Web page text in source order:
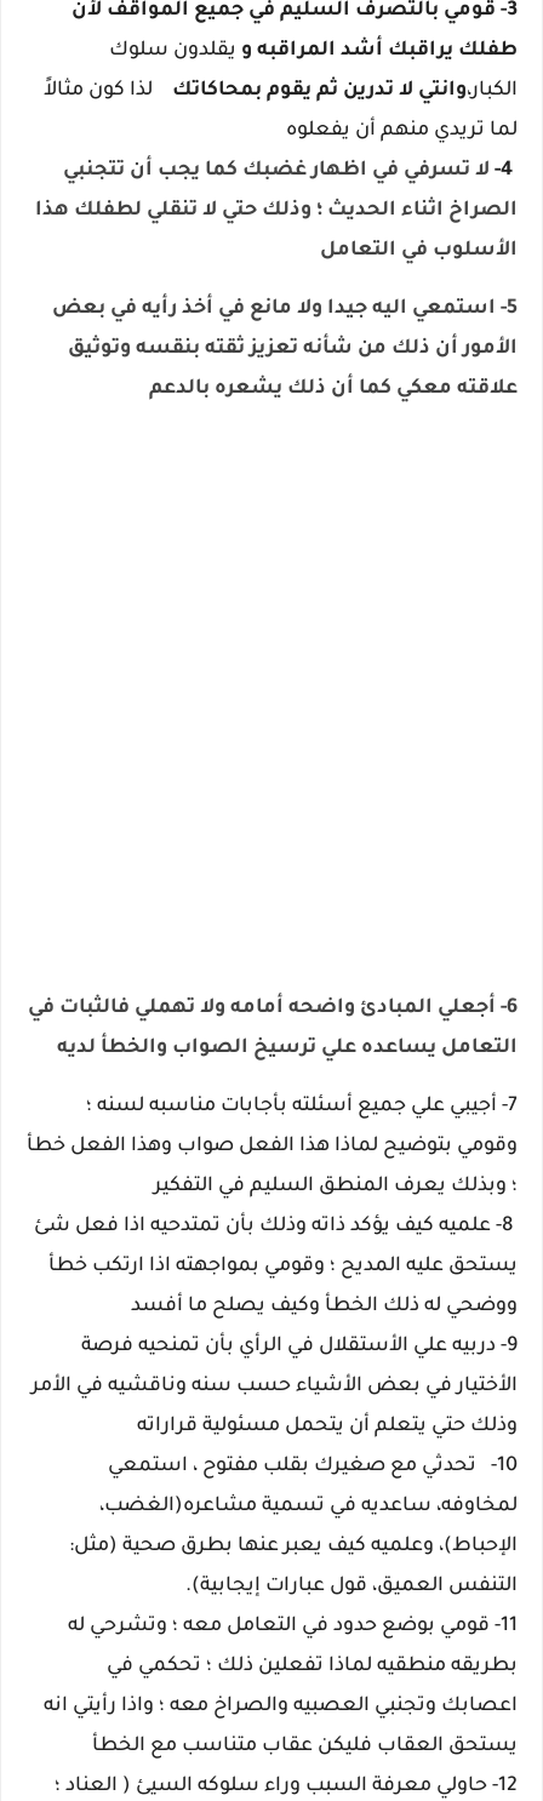
3- قومي بالتصرف السليم في جميع المواقف لأن
طفلك يراقبك أشد المراقبه و يقلدون سلوك
الكبار،وانتي لا تدرين ثم يقوم بمحاكاتك
لذا كون مثالاً
لما تريدي منهم أن يفعلوه
لا تسرفي في اظهار غضبك كما يجب أن تتجنبي
الصراخ اثناء الحديث ؛ وذلك حتي لا تنقلي لطفلك هذا
الأسلوب في التعامل
5- استمعي اليه جيدا ولا مانع في أخذ رأيه في بعض
الأمور أن ذلك من شأنه تعزيز ثقته بنقسه وتوثيق
علاقته معكي كما أن ذلك يشعره بالدعم
6- أجعلي المبادئ واضحه أمامه ولا تهملي فالثبات في
التعامل يساعده علي ترسيخ الصواب والخطأ لديه
7- أجيبي علي جميع أسئلته بأجابات مناسبه لسنه ؛
وقومي بتوضيح لماذا هذا الفعل صواب وهذا الفعل خطأ
؛ وبذلك يعرف المنطق السليم في التفكير
8- علميه كيف يؤكد ذاته وذلك بأن تمتدحيه اذا فعل شئ
يستحق عليه المديح ؛ وقومي بمواجهته اذا ارتكب خطأ
ووضحي له ذلك الخطأ وكيف يصلح ما أفسد
9- دربيه علي الأستقلال في الرأي بأن تمنحيه فرصة
الأختيار في بعض الأشياء حسب سنه وناقشيه في الأمر
وذلك حتي يتعلم أن يتحمل مسئولية قراراته
10-
تحدثي مع صغيرك بقلب مفتوح ، استمعي
لمخاوفه، ساعديه في تسمية مشاعره(الغضب،
الإحباط)، وعلميه كيف يعبر عنها بطرق صحية (مثل:
التنفس العميق، قول عبارات إيجابية).
11- قومي بوضع حدود في التعامل معه ؛ وتشرحي له
بطريقه منطقيه لماذا تفعلين ذلك ؛ تحكمي في
اعصابك وتجنبي العصبيه والصراخ معه ؛ واذا رأيتي انه
يستحق العقاب فليكن عقاب متناسب مع الخطأ
12- حاولي معرفة السبب وراء سلوكه السيئ ( العناد ؛